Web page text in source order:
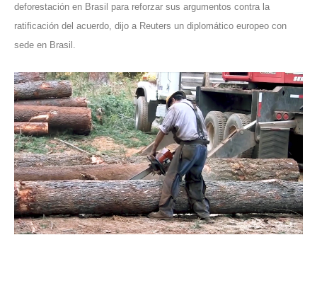
deforestación en Brasil para reforzar sus argumentos contra la
ratificación del acuerdo, dijo a Reuters un diplomático europeo con
sede en Brasil.